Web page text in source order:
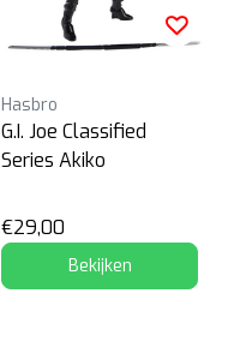
Hasbro
G.I. Joe Classified
Series Akiko
€29,00
Bekijken